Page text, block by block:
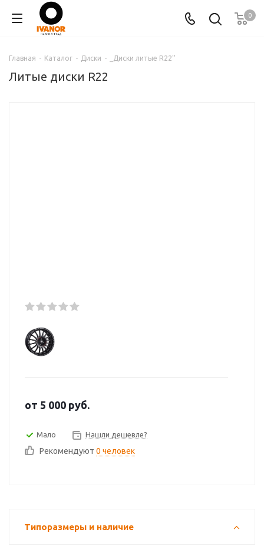
0
Главная - Каталог - Диски - _Диски литые R22''
Литые диски R22
от 5 000 руб.
Мало Нашли дешевле?
Рекомендуют 0 человек
Типоразмеры и наличие